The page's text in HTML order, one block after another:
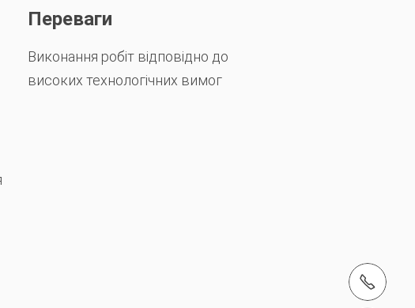
Переваги
Виконання робіт відповідно до
високих технологічних вимог